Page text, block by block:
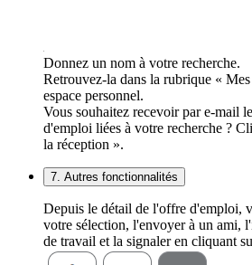
Donnez un nom à votre recherche.
Retrouvez-la dans la rubrique «
espace personnel.
Vous souhaitez recevoir par e-mail
d'emploi liées à votre recherche ?
la réception ».
7. Autres fonctionnalités
Depuis le détail de l'offre d'emploi,
votre sélection, l'envoyer à un ami,
de travail et la signaler en cliquant